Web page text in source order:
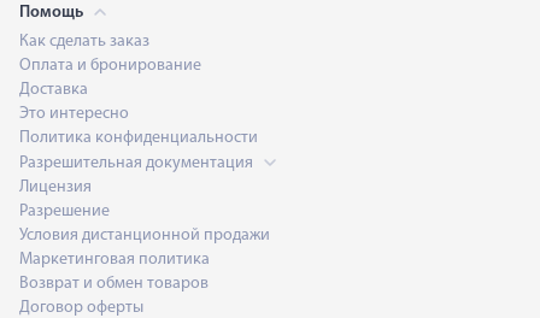
Помощь
Как сделать заказ
Оплата и бронирование
Доставка
Это интересно
Политика конфиденциальности
Разрешительная документация
Лицензия
Разрешение
Условия дистанционной продажи
Маркетинговая политика
Возврат и обмен товаров
Договор оферты